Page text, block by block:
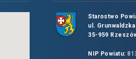
Starostwo
ul. Grunwaldzka
35-959
NIP Powiatu: